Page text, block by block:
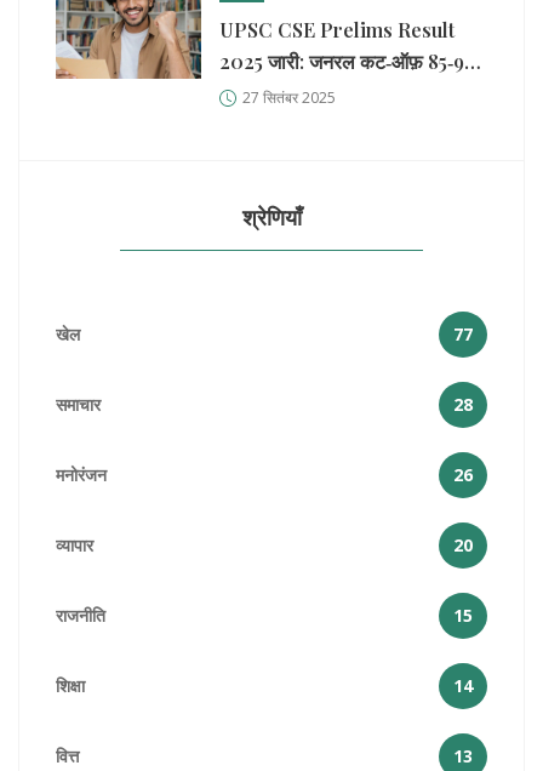
UPSC CSE Prelims Result
2025 जारी: जनरल कट‑ऑफ़ 85‑90
अंक, अगले कदम क्या?
27 सितंबर 2025
श्रेणियाँ
खेल 77
समाचार 28
मनोरंजन 26
व्यापार 20
राजनीति 15
शिक्षा 14
वित्त 13